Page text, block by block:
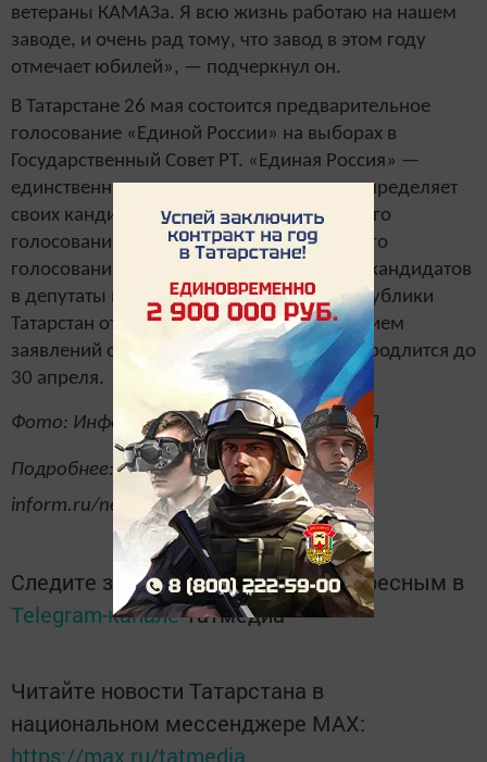
ветераны КАМАЗа. Я всю жизнь работаю на нашем
заводе, и очень рад тому, что завод в этом году
отмечает юбилей», — подчеркнул он.
В Татарстане 26 мая состоится предварительное
голосование «Единой России» на выборах в
Государственный Совет РТ. «Единая Россия» —
единственная партия в стране, которая определяет
своих кандидатов путем предварительного
голосования. По итогам предварительного
голосования будет сформирован список кандидатов
в депутаты в Государственный совет Республики
Татарстан от партии «Единая Россия». Прием
заявлений от желающих поучаствовать продлится до
30 апреля.
Фото: Информационный центр ТРО ВПП
Подробнее: https://www.tatar-
inform.ru/news/2019/04/12/648008/
Следите за самым важным и интересным в
Telegram-каналеТатмедиа
Читайте новости Татарстана в
национальном мессенджере MАХ:
https://max.ru/tatmedia